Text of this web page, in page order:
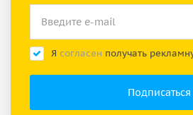
Я согласен получать